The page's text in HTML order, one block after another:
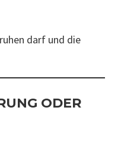
darf und die
ODER